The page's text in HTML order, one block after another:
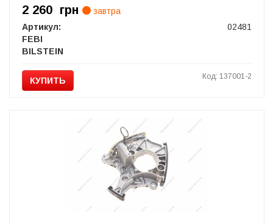
2 260 грн
завтра
Артикул:
02481
FEBI
BILSTEIN
КУПИТЬ Код: 137001-2